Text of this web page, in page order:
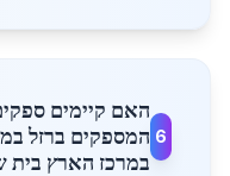
6
האם קיימים
המספקים ברזל
במרכז הארץ בית